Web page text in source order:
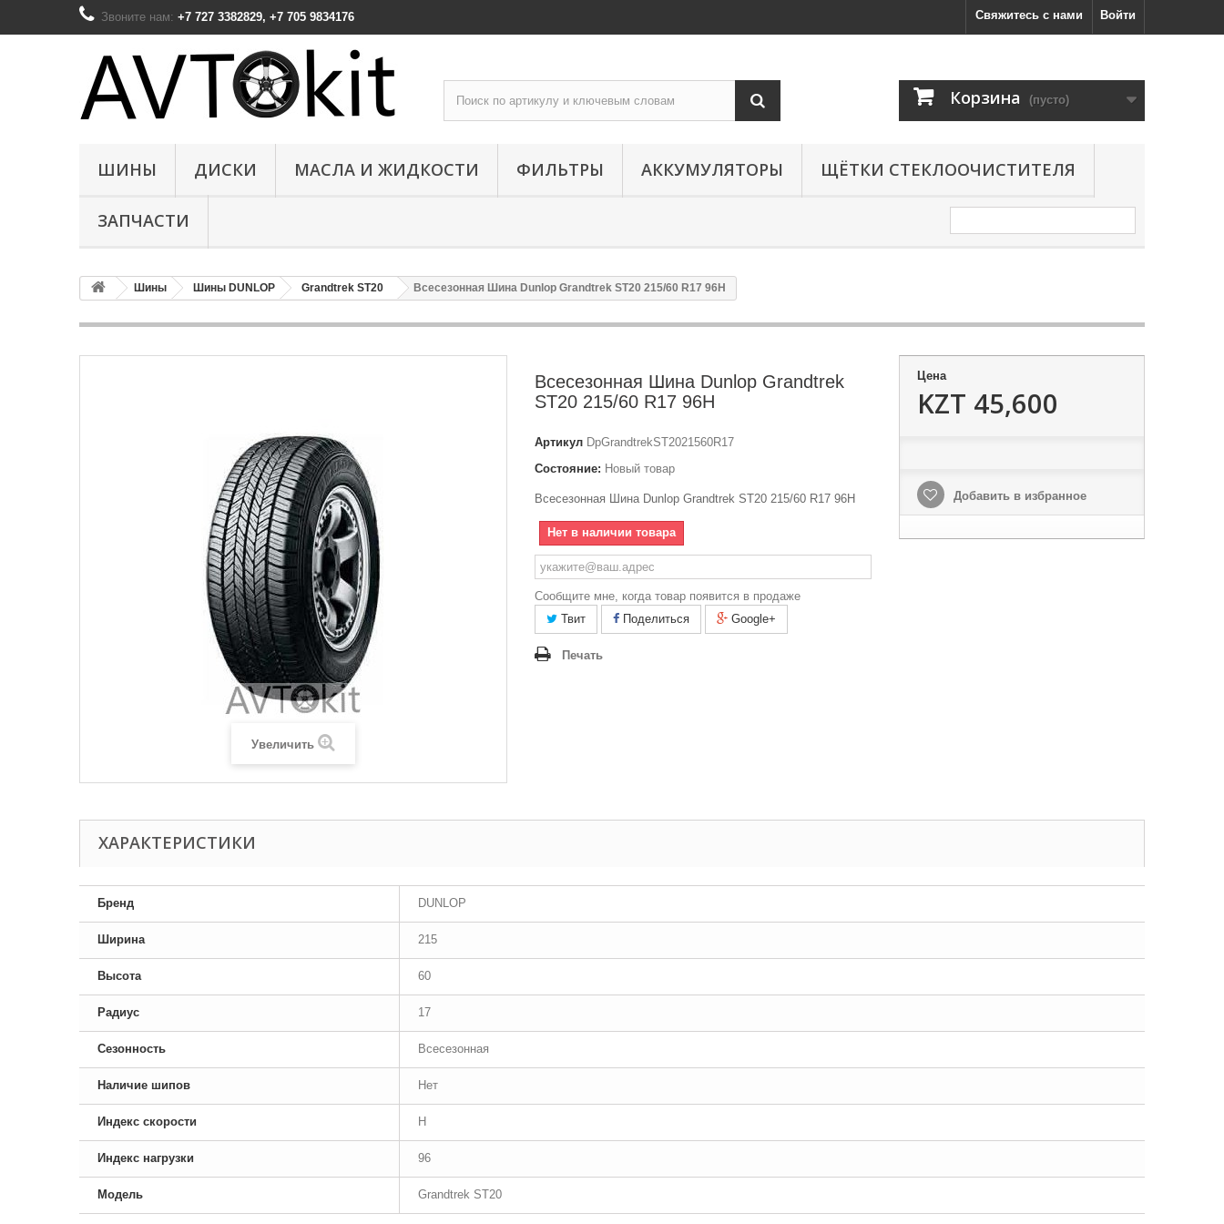
Войти
Свяжитесь с нами
Звоните нам: +7 727 3382829, +7 705 9834176
Корзина (пусто)
ШИНЫ ДИСКИ МАСЛА И ЖИДКОСТИ ФИЛЬТРЫ АККУМУЛЯТОРЫ ЩЁТКИ СТЕКЛООЧИСТИТЕЛЯ
ЗАПЧАСТИ
Шины Шины DUNLOP Grandtrek ST20 Всесезонная Шина Dunlop Grandtrek ST20 215/60 R17 96H
Увеличить
Всесезонная Шина Dunlop Grandtrek
ST20 215/60 R17 96H
Артикул DpGrandtrekST2021560R17
Состояние: Новый товар
Всесезонная Шина Dunlop Grandtrek ST20 215/60 R17 96H
Нет в наличии товара
Сообщите мне, когда товар появится в продаже
Твит
Поделиться Google+
Печать
Цена
KZT 45,600
Добавить в избранное
ХАРАКТЕРИСТИКИ
Бренд DUNLOP
Ширина 215
Высота 60
Радиус 17
Сезонность Всесезонная
Наличие шипов Нет
Индекс скорости H
Индекс нагрузки 96
Модель Grandtrek ST20